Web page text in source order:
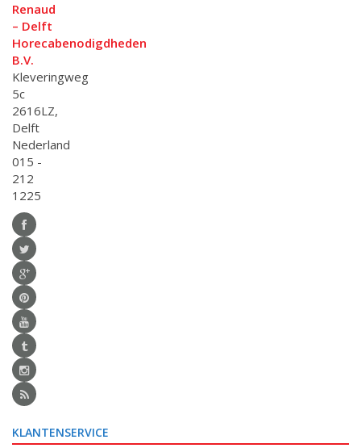
Renaud
– Delft
Horecabenodigdheden
B.V.
Kleveringweg
5c
2616LZ,
Delft
Nederland
015 -
212
1225
KLANTENSERVICE